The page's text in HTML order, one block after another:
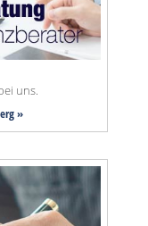
uns.
»